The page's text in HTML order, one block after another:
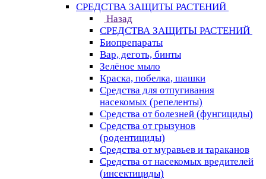
СРЕДСТВА ЗАЩИТЫ РАСТЕНИЙ
Назад
СРЕДСТВА ЗАЩИТЫ РАСТЕНИЙ
Биопрепараты
Вар, деготь, бинты
Зелёное мыло
Краска, побелка, шашки
Средства для отпугивания
насекомых (репеленты)
Средства от болезней (фунгициды)
Средства от грызунов
(родентициды)
Средства от муравьев и тараканов
Средства от насекомых вредителей
(инсектициды)